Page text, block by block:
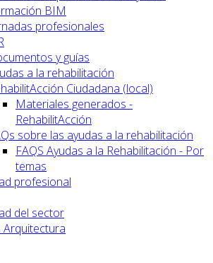
BIM
profesionales
y guías
a la rehabilitación
Ciudadana (local)
Materiales generados -
RehabilitAcción
sobre las ayudas a la rehabilitación
FAQS Ayudas a la Rehabilitación - Por
temas
profesional
del sector
Arquitectura